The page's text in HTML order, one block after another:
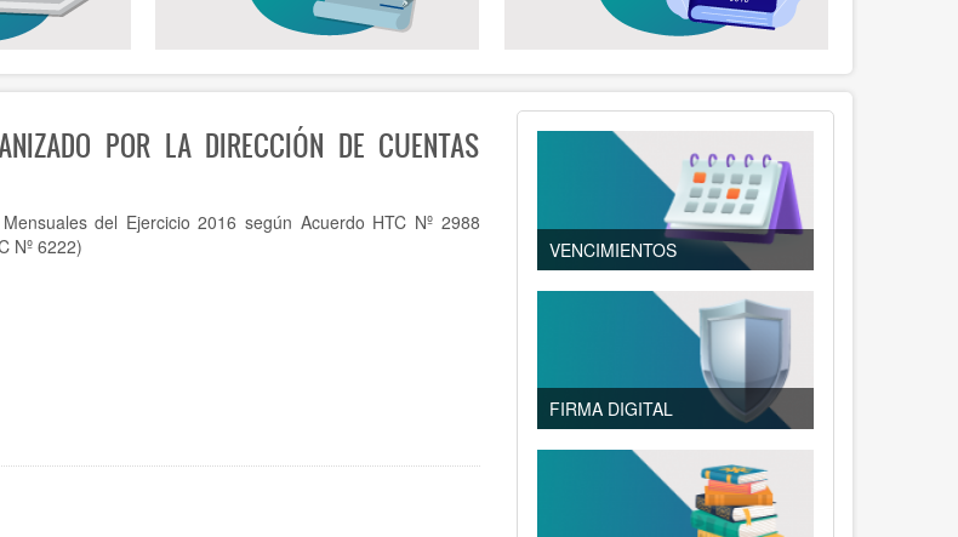
POR LA DIRECCIÓN DE CUENTAS
del Ejercicio 2016 según Acuerdo HTC Nº 2988
Nº 6222)
VENCIMIENTOS
FIRMA DIGITAL